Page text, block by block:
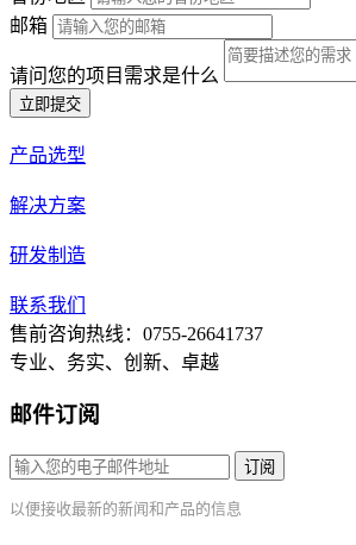
邮箱
请问您的项目需求是什么
立即提交
产品选型
解决方案
研发制造
联系我们
售前咨询热线：0755-26641737
专业、务实、创新、卓越
邮件订阅
订阅
以便接收最新的新闻和产品的信息